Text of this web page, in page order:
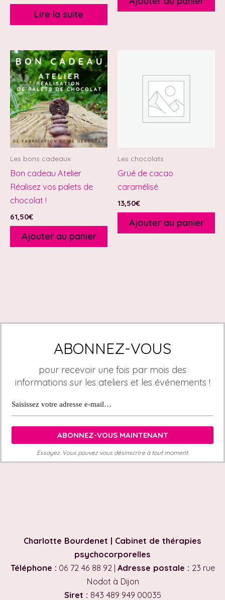
Lire la suite
Les bons cadeaux
Bon cadeau Atelier
Réalisez vos palets de
chocolat !
61,50€
Ajouter au panier
Les chocolats
Grué de cacao
caramélisé
13,50€
Ajouter au panier
ABONNEZ-VOUS
pour recevoir une fois par mois des
informations sur les ateliers et les événements !
Essayez. Vous pouvez vous désinscrire à tout moment.
Charlotte Bourdenet | Cabinet de thérapies
psychocorporelles
Téléphone : 06 72 46 88 92 | Adresse postale : 23 rue
Nodot à Dijon
Siret : 843 489 949 00035